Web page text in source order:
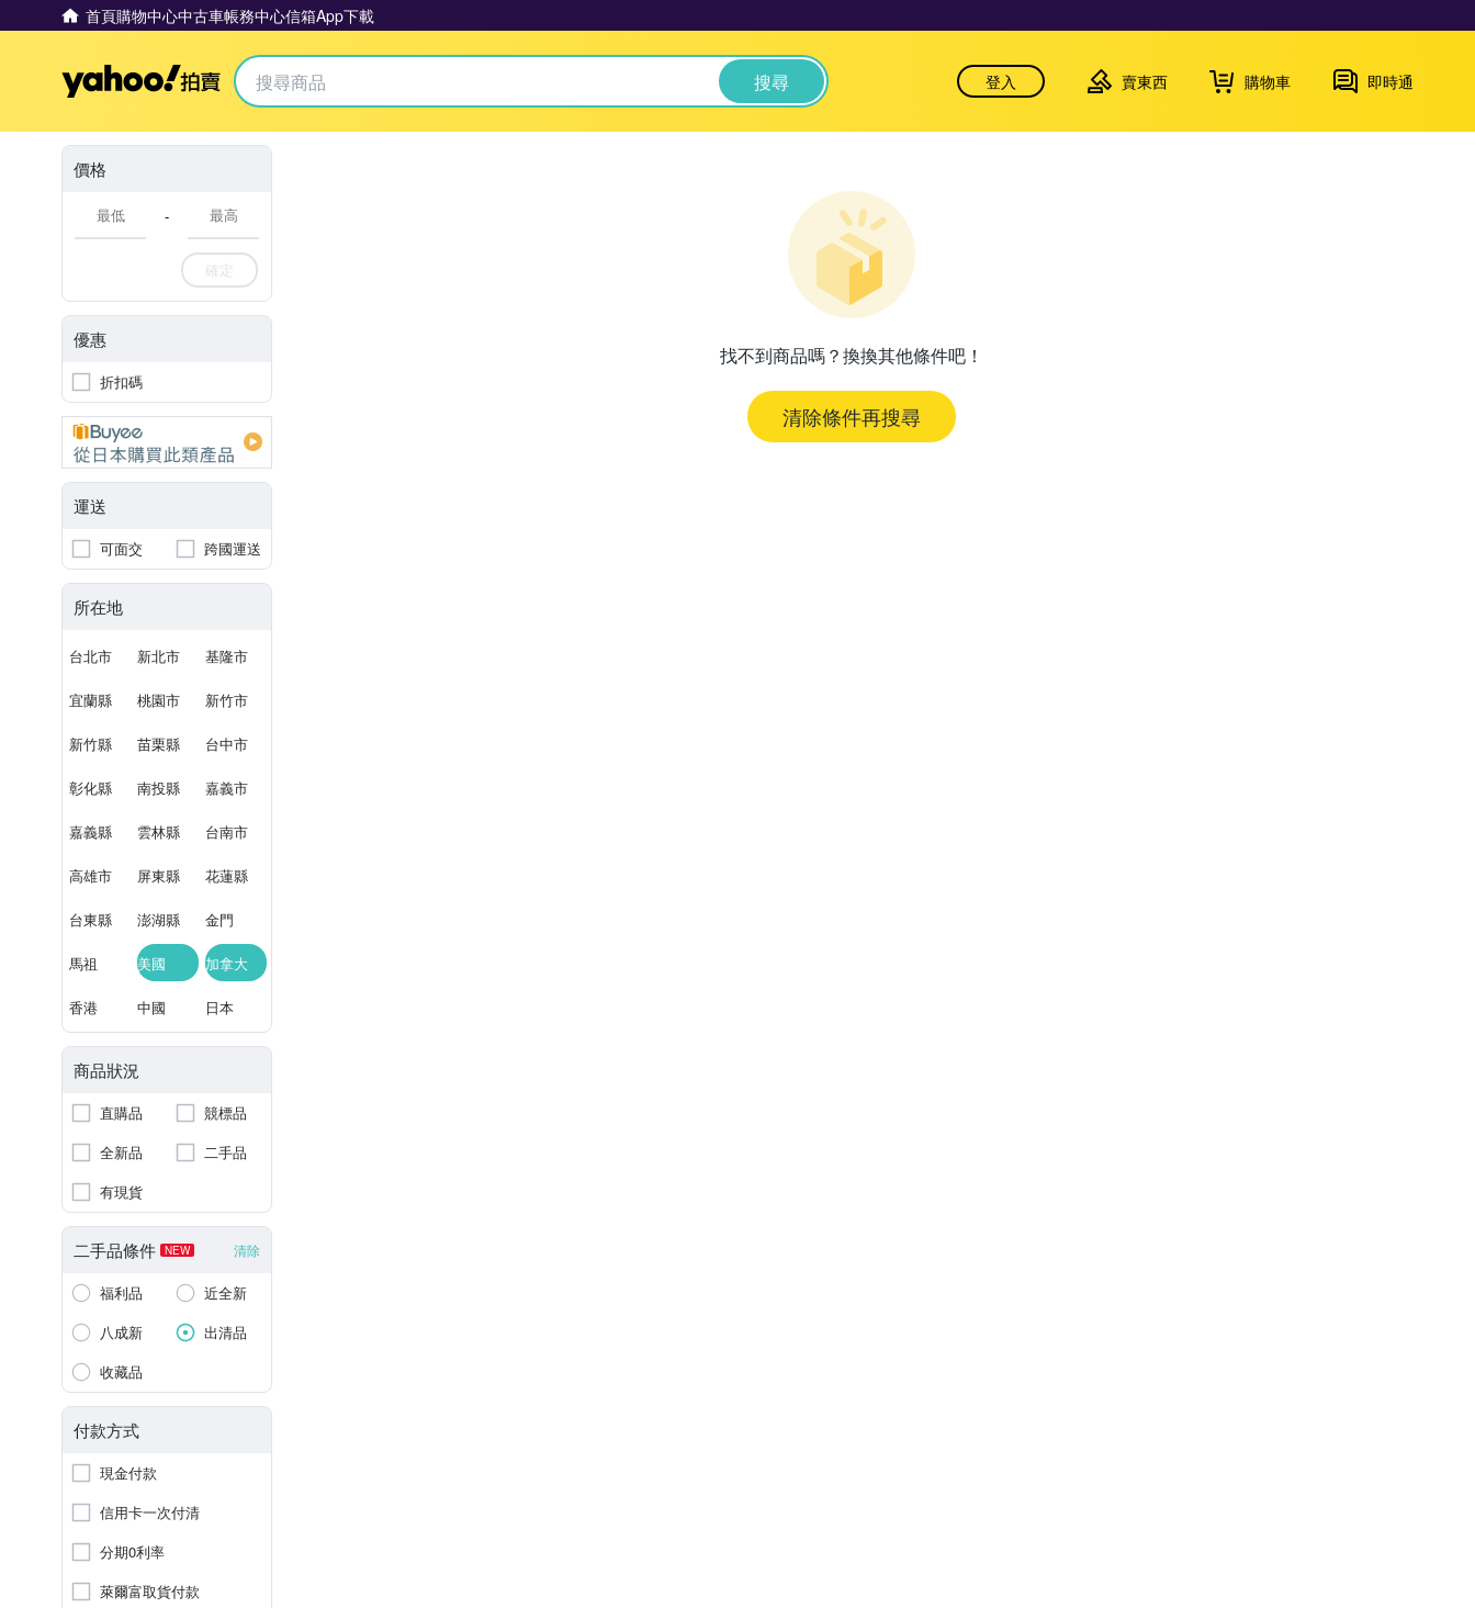
首頁購物中心中古車帳務中心信箱App下載
Yahoo拍賣 搜尋 登入 賣東西 購物車 即時通
價格
-
確定
優惠
折扣碼
運送
可面交 跨國運送
所在地
台北市 新北市 基隆市
宜蘭縣 桃園市 新竹市
新竹縣 苗栗縣 台中市
彰化縣 南投縣 嘉義市
嘉義縣 雲林縣 台南市
高雄市 屏東縣 花蓮縣
台東縣 澎湖縣 金門
馬祖 美國 加拿大
香港 中國 日本
商品狀況
直購品
競標品
全新品
二手品
有現貨
二手品條件 NEW 清除
福利品
近全新
八成新
出清品
收藏品
付款方式
現金付款
信用卡一次付清
分期0利率
萊爾富取貨付款
找不到商品嗎？換換其他條件吧！
清除條件再搜尋